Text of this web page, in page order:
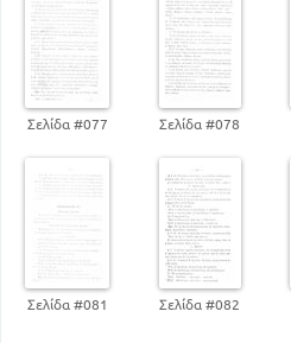
Σελίδα #077 Σελίδα #078
Σελίδα #081 Σελίδα #082